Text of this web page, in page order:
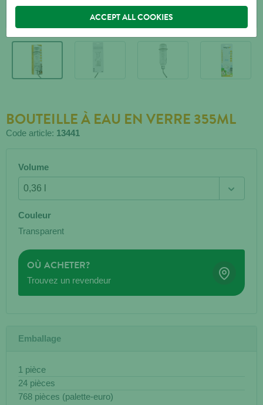
BOUTEILLE À EAU EN VERRE 355ML
Code article: 13441
Volume
Couleur
Transparent
OÙ ACHETER?
Trouvez un revendeur
Emballage
1 pièce
24 pièces
768 pièces (palette-euro)
ACCEPT ALL COOKIES